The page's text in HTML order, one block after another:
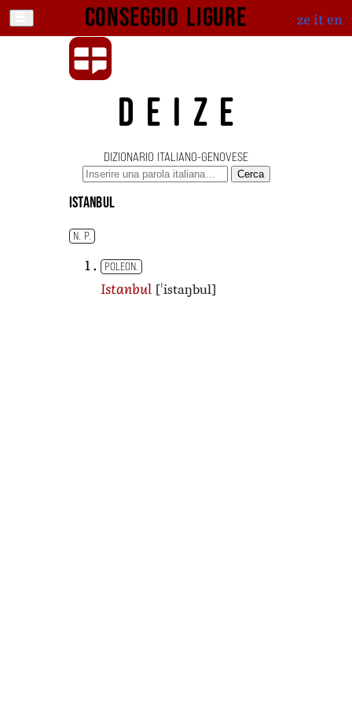
Conseggio ligure ze iten
DEIZE
DIZIONARIO ITALIANO-GENOVESE
Cerca
Istanbul
N. P.
POLEON.
Istanbul [ˈistaŋbul]